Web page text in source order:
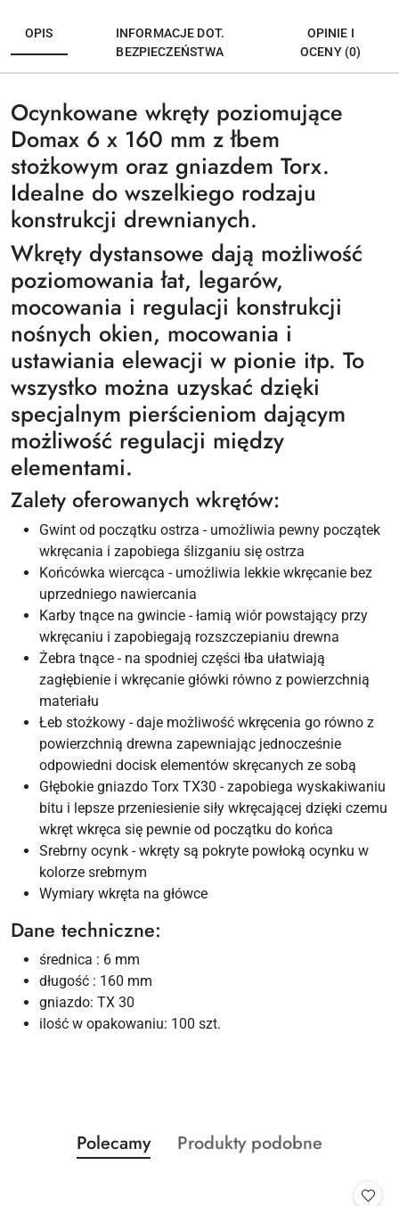
OPIS
INFORMACJE DOT.
BEZPIECZEŃSTWA
OPINIE I
OCENY (0)
Ocynkowane wkręty poziomujące
Domax 6 x 160 mm z łbem
stożkowym oraz gniazdem Torx.
Idealne do wszelkiego rodzaju
konstrukcji drewnianych.
Wkręty dystansowe dają możliwość
poziomowania łat, legarów,
mocowania i regulacji konstrukcji
nośnych okien, mocowania i
ustawiania elewacji w pionie itp. To
wszystko można uzyskać dzięki
specjalnym pierścieniom dającym
możliwość regulacji między
elementami.
Zalety oferowanych wkrętów:
Gwint od początku ostrza - umożliwia pewny początek
wkręcania i zapobiega ślizganiu się ostrza
Końcówka wiercąca - umożliwia lekkie wkręcanie bez
uprzedniego nawiercania
Karby tnące na gwincie - łamią wiór powstający przy
wkręcaniu i zapobiegają rozszczepianiu drewna
Żebra tnące - na spodniej części łba ułatwiają
zagłębienie i wkręcanie główki równo z powierzchnią
materiału
Łeb stożkowy - daje możliwość wkręcenia go równo z
powierzchnią drewna zapewniając jednocześnie
odpowiedni docisk elementów skręcanych ze sobą
Głębokie gniazdo Torx TX30 - zapobiega wyskakiwaniu
bitu i lepsze przeniesienie siły wkręcającej dzięki czemu
wkręt wkręca się pewnie od początku do końca
Srebrny ocynk - wkręty są pokryte powłoką ocynku w
kolorze srebrnym
Wymiary wkręta na główce
Dane techniczne:
średnica : 6 mm
długość : 160 mm
gniazdo: TX 30
ilość w opakowaniu: 100 szt.
Pomiń karuzelę produktów
Produkty
o
Polecamy
Produkty
Produkty podobne